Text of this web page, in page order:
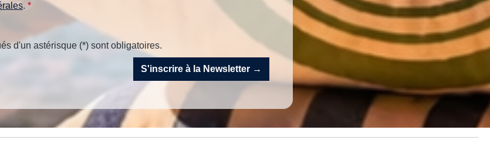
. *
d'un astérisque (*) sont obligatoires.
S'inscrire à la Newsletter →